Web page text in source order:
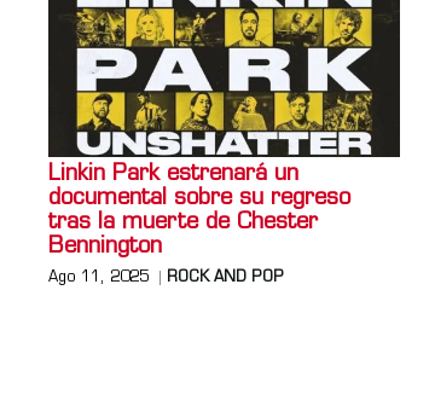
Linkin Park estrenará un
documental sobre su regreso
tras la muerte de Chester
Bennington
Ago 11, 2025 ROCK AND POP